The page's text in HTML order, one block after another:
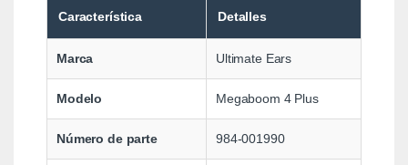
Característica Detalles
Marca Ultimate Ears
Modelo Megaboom 4 Plus
Número de parte 984-001990